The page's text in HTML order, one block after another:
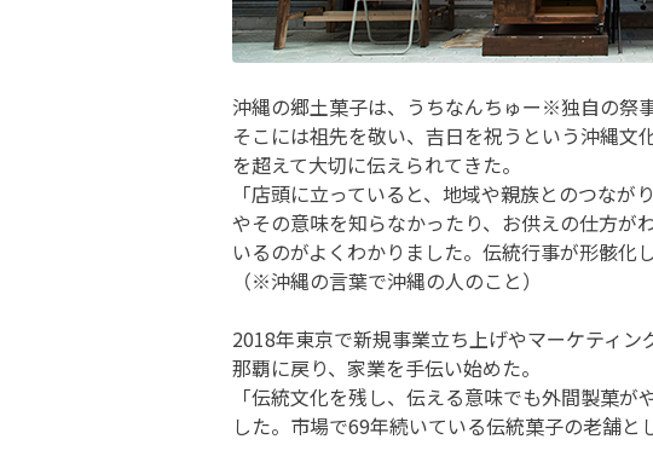
沖縄の郷土菓子は、うちなんちゅー※独自の祭
そこには祖先を敬い、吉日を祝うという沖縄文
を超えて大切に伝えられてきた。
「店頭に立っていると、地域や親族とのつな
やその意味を知らなかったり、お供えの仕方が
いるのがよくわかりました。伝統行事が形骸化
（※沖縄の言葉で沖縄の人のこと）
2018年東京で新規事業立ち上げやマーケティン
那覇に戻り、家業を手伝い始めた。
「伝統文化を残し、伝える意味でも外間製菓
した。市場で69年続いている伝統菓子の老舗と